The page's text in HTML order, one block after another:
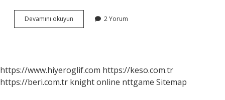
Devamını okuyun
Nasıl
2 Yorum
https://www.hiyeroglif.com https://keso.com.tr
https://beri.com.tr knight online nttgame Sitemap